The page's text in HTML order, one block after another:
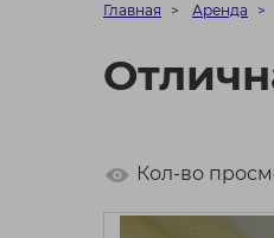
Главная Аренда
Кол-во